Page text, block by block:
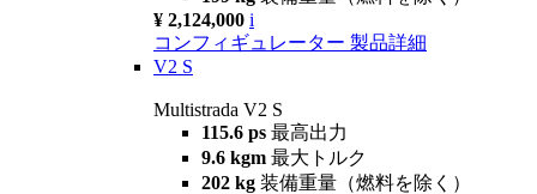
¥ 2,124,000 i
コンフィギュレーター 製品詳細
V2 S
Multistrada V2 S
115.6 ps 最高出力
9.6 kgm 最大トルク
202 kg 装備重量（燃料を除く）